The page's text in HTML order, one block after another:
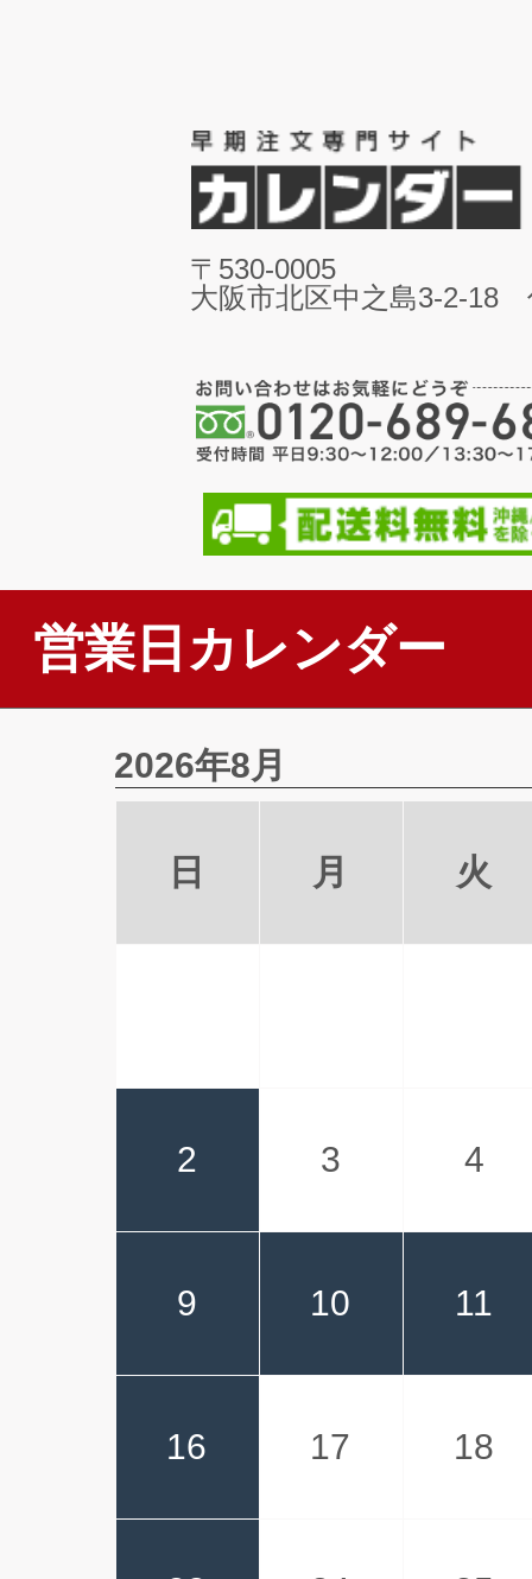
〒530-0005
大阪市北区中之島3-2-18
営業日カレンダー
2026年8月
日 月 火
2 3 4
9 10 11
16 17 18